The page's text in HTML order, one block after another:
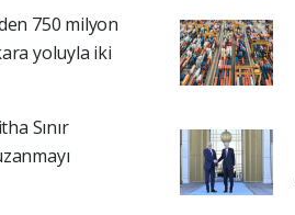
750 milyon
yoluyla iki
Sınır